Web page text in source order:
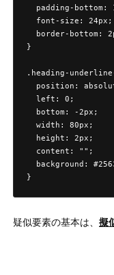
padding-bottom:
  font-size: 24px;
border-bottom:
}
.heading-
position:
  left: 0;
  bottom: -2px;
  width: 80px;
  height: 2px;
  content: "";
background:
}
疑似要素の基本は、 擬